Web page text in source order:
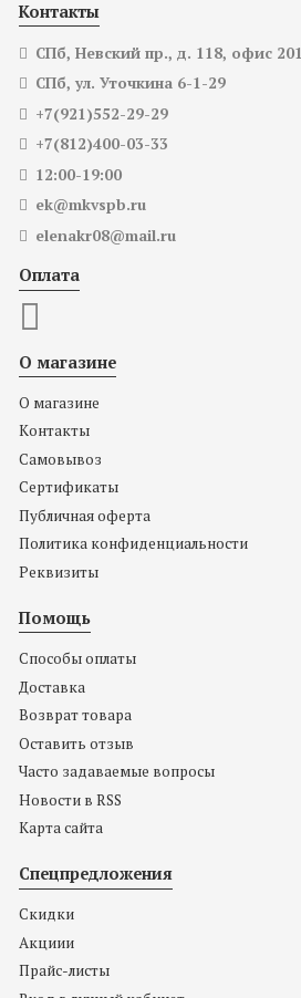
Контакты
СПб, Невский пр., д. 118, офис 201
СПб, ул. Уточкина 6-1-29
+7(921)552-29-29
+7(812)400-03-33
12:00-19:00
ek@mkvspb.ru
elenakr08@mail.ru
Оплата
О магазине
О магазине
Контакты
Самовывоз
Сертификаты
Публичная оферта
Политика конфиденциальности
Реквизиты
Помощь
Способы оплаты
Доставка
Возврат товара
Оставить отзыв
Часто задаваемые вопросы
Новости в RSS
Карта сайта
Спецпредложения
Скидки
Акциии
Прайс-листы